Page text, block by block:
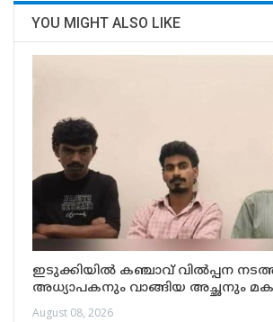
YOU MIGHT ALSO LIKE
ഇടുക്കിയിൽ കഞ്ചാവ് വിൽപ്പന
അധ്യാപകനും വാങ്ങിയ അച്ഛനും
August 08, 2026